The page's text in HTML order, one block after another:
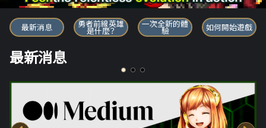
勇者前線英雄
最新消息 勇者前線英雄
是什麼？
一次全新的體
驗 如何開始遊戲
最新消息